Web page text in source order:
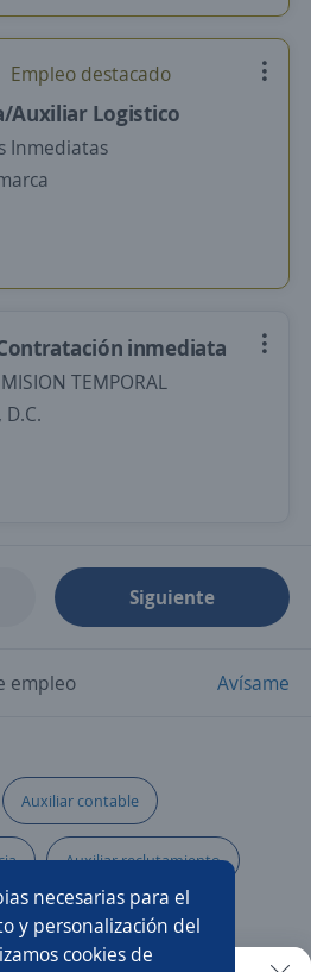
necesarias para el
y personalización del
cookies de
Empleo destacado
Auxiliar Logistico
Inmediatas
inmediata
TEMPORAL
Siguiente
empleo Avísame
Auxiliar contable
Auxiliar reclutamiento
Producción